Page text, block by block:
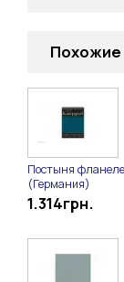
Похожие
Постыня
(Германия)
1.314грн.